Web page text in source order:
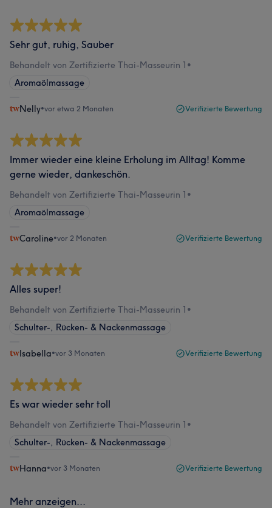
Sehr gut, ruhig, Sauber
Behandelt von Zertifizierte Thai-Masseurin 1 •
Aromaölmassage
Nelly•vor etwa 2 Monaten Verifizierte Bewertung
Immer wieder eine kleine Erholung im Alltag! Komme
gerne wieder, dankeschön.
Behandelt von Zertifizierte Thai-Masseurin 1 •
Aromaölmassage
Caroline•vor 2 Monaten Verifizierte Bewertung
Alles super!
Behandelt von Zertifizierte Thai-Masseurin 1 •
Schulter-, Rücken- & Nackenmassage
Isabella•vor 3 Monaten Verifizierte Bewertung
Es war wieder sehr toll
Behandelt von Zertifizierte Thai-Masseurin 1 •
Schulter-, Rücken- & Nackenmassage
Hanna•vor 3 Monaten Verifizierte Bewertung
Mehr anzeigen...